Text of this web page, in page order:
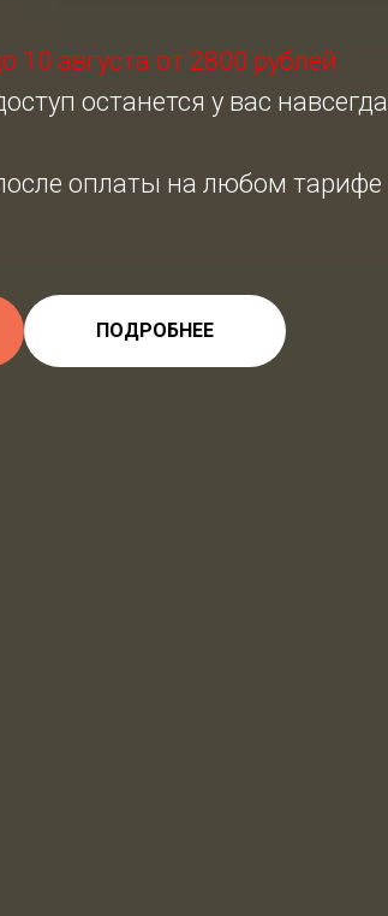
августа от 2800 рублей
останется у вас навсегда
оплаты на любом тарифе
ПОДРОБНЕЕ